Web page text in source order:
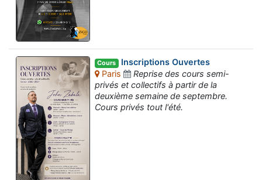
Cours Inscriptions Ouvertes
Paris
Reprise des cours semi-
privés et collectifs à partir de la
deuxième semaine de septembre.
Cours privés tout l'été.